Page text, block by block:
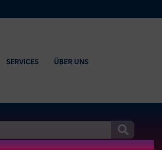
SERVICES ÜBER UNS